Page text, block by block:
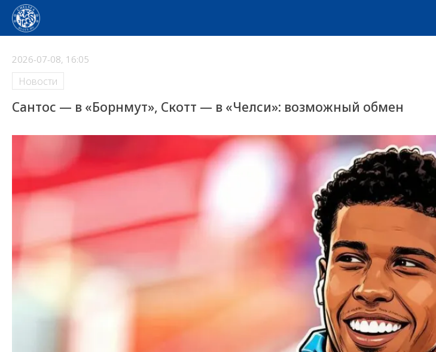
2026-07-08, 16:05
Новости
Сантос — в «Борнмут», Скотт — в «Челси»: возможный обмен